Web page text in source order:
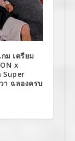
ม เตรียม
x
Super
า ฉลองครบ